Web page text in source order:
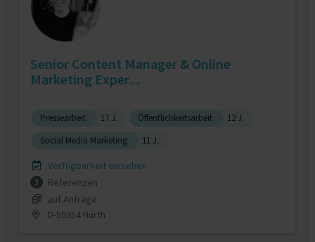
Senior Content Manager & Online
Marketing Exper...
Pressearbeit 17 J. Öffentlichkeitsarbeit
12 J.
Social Media Marketing
11 J.
Verfügbarkeit einsehen
3
Referenzen
auf Anfrage
D-50354 Hürth